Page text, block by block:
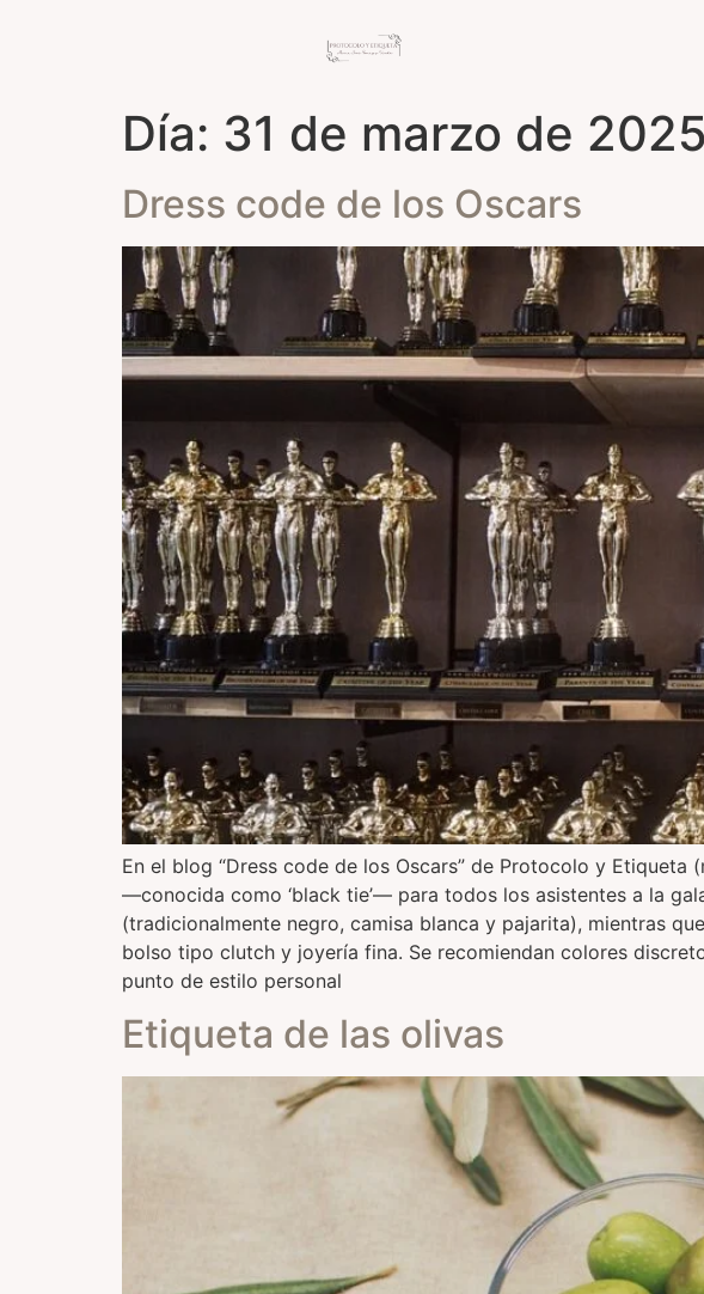
Día: 31 de marzo de 2025
Dress code de los Oscars
En el blog “Dress code de los Oscars” de Protocolo y
—conocida como ‘black tie’— para todos los asistentes a la
(tradicionalmente negro, camisa blanca y pajarita), mientras
bolso tipo clutch y joyería fina. Se recomiendan colores
punto de estilo personal
Etiqueta de las olivas